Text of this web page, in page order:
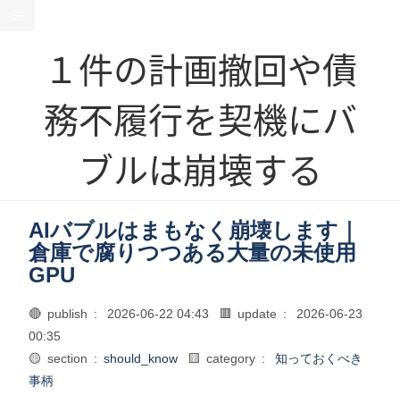
１件の計画撤回や債
務不履行を契機にバ
ブルは崩壊する
AIバブルはまもなく崩壊します｜
倉庫で腐りつつある大量の未使用
GPU
🔴 publish : 2026-06-22 04:43 🟥 update :
2026-06-23
00:35
🟡 section : should_know 🟨 category :
知っておくべき
事柄